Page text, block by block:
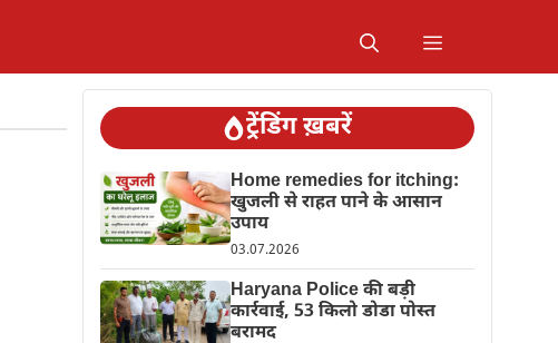
ट्रेंडिंग ख़बरें
Home remedies for itching:
खुजली से राहत पाने के आसान
उपाय
03.07.2026
Haryana Police की बड़ी
कार्रवाई, 53 किलो डोडा पोस्त
बरामद